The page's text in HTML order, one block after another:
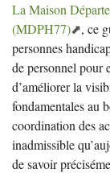
La Maison
(MDPH77)
, ce
personnes
de personnel pour
d’améliorer la
fondamentales au
coordination des
inadmissible
de savoir